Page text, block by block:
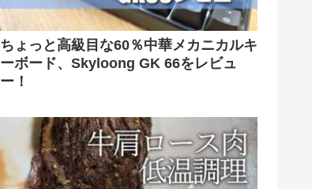
ちょっと高級目な60％中華メカニカルキ
ーボード、Skyloong GK 66をレビュ
ー！